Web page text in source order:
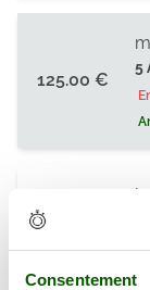
Consentement
125.00 €
5
125.00 €